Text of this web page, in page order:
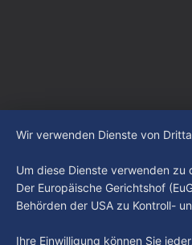
Wir verwenden Dienste von
Um diese Dienste verwenden zu
Der Europäische Gerichtshof
Behörden der USA zu Kontroll-
Ihre Einwilligung können Sie